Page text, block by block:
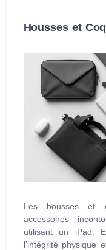
Housses et
Les housses et
accessoires
utilisant un iPad.
l’intégrité physique